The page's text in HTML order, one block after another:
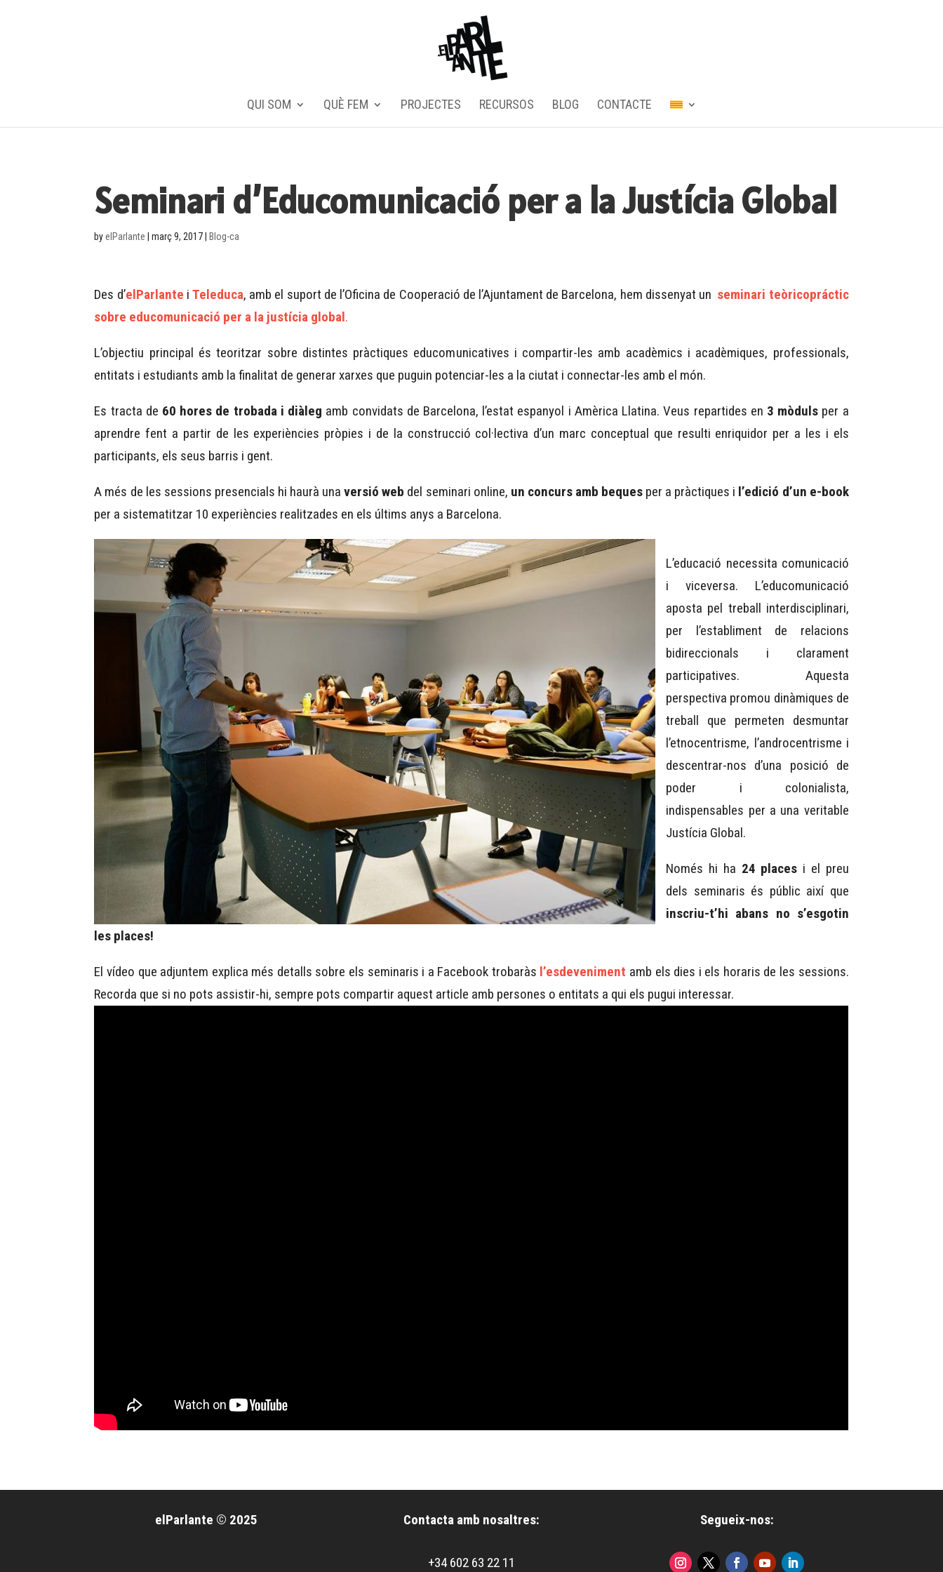
QUI SOM QUÈ FEM PROJECTES RECURSOS BLOG CONTACTE
Seminari d’Educomunicació per a la Justícia Global
byelParlante |març 9, 2017 Blog-ca
Des d’elParlante iTeleduca, amb el suport de l’Oficina de Cooperació de l’Ajuntament de Barcelona, hem dissenyat un seminari teòricopráctic
sobre educomunicació per a la justícia global.
L’objectiu principal és teoritzar sobre distintes pràctiques educomunicatives i compartir-les amb acadèmics i acadèmiques, professionals,
entitats i estudiants amb la finalitat de generar xarxes que puguin potenciar-les a la ciutat i connectar-les amb el món.
Es tracta de 60 hores de trobada i diàleg amb convidats de Barcelona, l’estat espanyol i Amèrica Llatina. Veus repartides en 3 mòduls per a
aprendre fent a partir de les experiències pròpies i de la construcció col·lectiva d’un marc conceptual que resulti enriquidor per a les i els
participants, els seus barris i gent.
A més de les sessions presencials hi haurà unaversió web del seminari online, un concurs amb bequesper a pràctiques i l’edició d’un e-book
per a sistematitzar 10 experiències realitzades en els últims anys a Barcelona.
L’educació necessita comunicació
i viceversa. L’educomunicació
aposta pel treball interdisciplinari,
per l’establiment de relacions
bidireccionals i clarament
participatives. Aquesta
perspectiva promou dinàmiques de
treball que permeten desmuntar
l’etnocentrisme, l’androcentrisme i
descentrar-nos d’una posició de
poder i colonialista,
indispensables per a una veritable
Justícia Global.
Només hi ha 24 places i el preu
dels seminaris és públic així que
inscriu-t’hi abans no s’esgotin
les places!
El vídeo que adjuntem explica més detalls sobre els seminaris i a Facebook trobaràs l’esdeveniment amb els dies i els horaris de les sessions.
Recorda que si no pots assistir-hi, sempre pots compartir aquest article amb persones o entitats a qui els pugui interessar.
elParlante © 2025 Contacta amb nosaltres:
+34 602 63 22 11
Segueix-nos: